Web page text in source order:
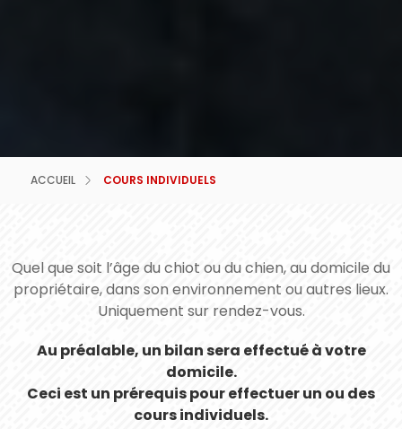
ACCUEIL COURS INDIVIDUELS
Quel que soit l’âge du chiot ou du chien, au domicile du
propriétaire, dans son environnement ou autres lieux.
Uniquement sur rendez-vous.
Au préalable, un bilan sera effectué à votre
domicile.
Ceci est un prérequis pour effectuer un ou des
cours individuels.